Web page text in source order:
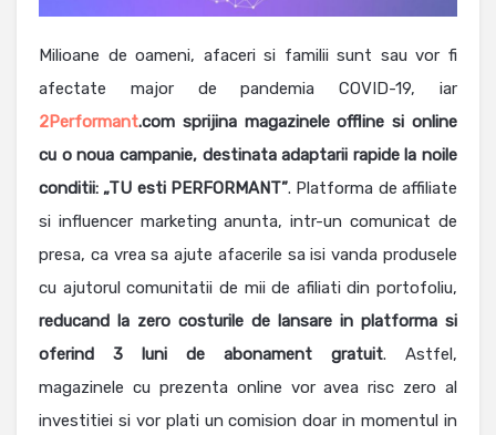
Milioane de oameni, afaceri si familii sunt sau vor fi
afectate major de pandemia COVID-19, iar
2Performant.com sprijina magazinele offline si online
cu o noua campanie, destinata adaptarii rapide la noile
conditii: „TU esti PERFORMANT”. Platforma de affiliate
si influencer marketing anunta, intr-un comunicat de
presa, ca vrea sa ajute afacerile sa isi vanda produsele
cu ajutorul comunitatii de mii de afiliati din portofoliu,
reducand la zero costurile de lansare in platforma si
oferind 3 luni de abonament gratuit. Astfel,
magazinele cu prezenta online vor avea risc zero al
investitiei si vor plati un comision doar in momentul in